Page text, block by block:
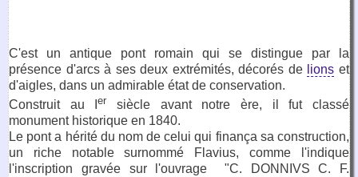
C'est un antique pont romain qui se distingue par la
présence d'arcs à ses deux extrémités, décorés de lions et
d'aigles, dans un admirable état de conservation.
Construit au Ier siècle avant notre ère, il fut classé
monument historique en 1840.
Le pont a hérité du nom de celui qui finança sa construction,
un riche notable surnommé Flavius, comme l'indique
l'inscription gravée sur l'ouvrage "C. DONNIVS C. F.